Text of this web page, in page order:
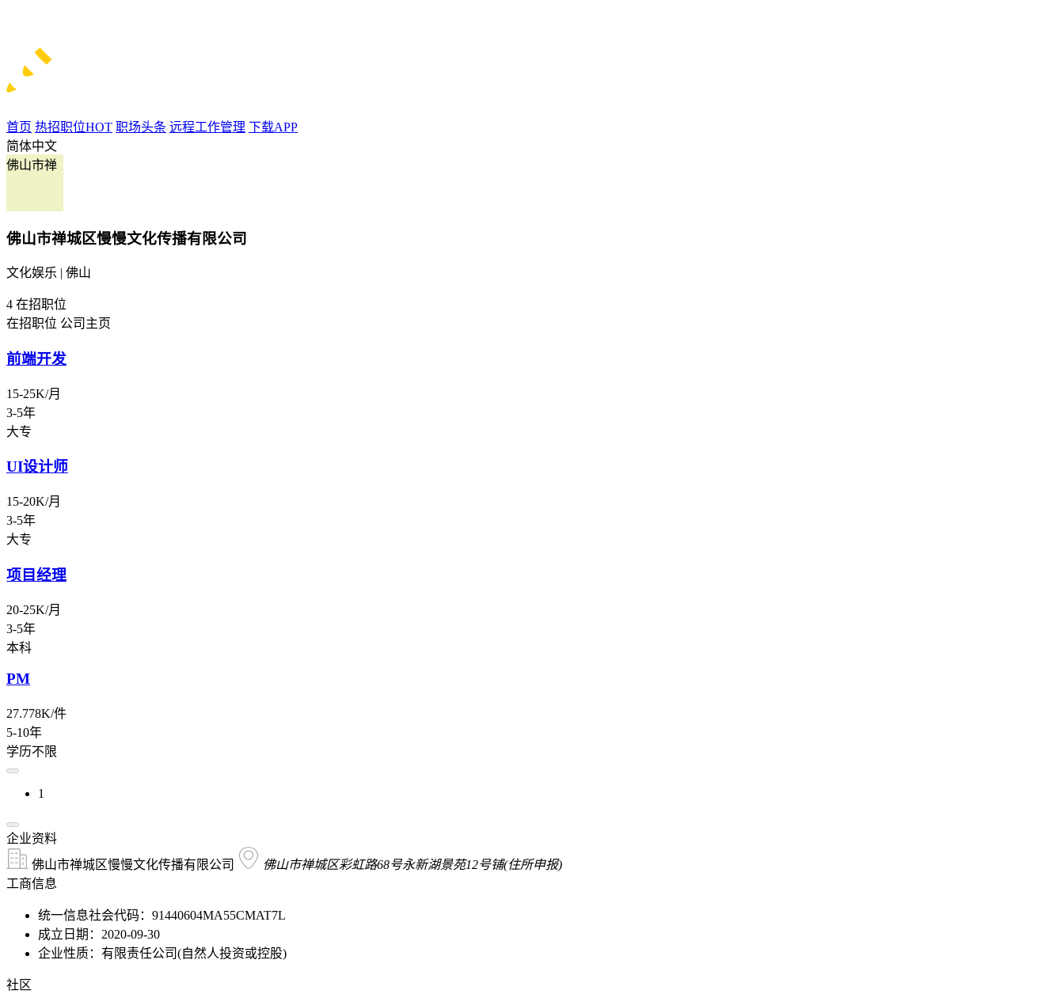
首页 热招职位HOT 职场头条 远程工作管理 下载APP
简体中文
佛山市禅
佛山市禅城区慢慢文化传播有限公司
文化娱乐 | 佛山
4 在招职位
在招职位 公司主页
前端开发
15-25K/月
3-5年
大专
UI设计师
15-20K/月
3-5年
大专
项目经理
20-25K/月
3-5年
本科
PM
27.778K/件
5-10年
学历不限
1
企业资料
佛山市禅城区慢慢文化传播有限公司
佛山市禅城区彩虹路68号永新湖景苑12号铺(住所申报)
工商信息
统一信息社会代码：91440604MA55CMAT7L
成立日期：2020-09-30
企业性质：有限责任公司(自然人投资或控股)
社区